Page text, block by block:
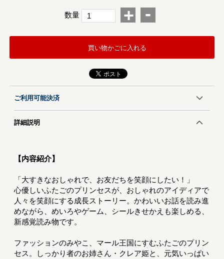
数量 + -
買い物かごに入れる
ご利用可能決済
詳細説明
【内容紹介】
「大すきなおしゃれで、お友だちを笑顔にしたい！」
心優しいふたごのプリンセスが、おしゃれのアイディアで
人々を笑顔にする成長ストーリー。かわいいお話を読み進
めながら、めいろやゲーム、シールきせかえも楽しめる、
新感覚読み物です。
ファッションのみやこ、マール王国にすむふたごのプリン
セス。しっかり者のお姉さん・クレア姫と、元気いっぱい